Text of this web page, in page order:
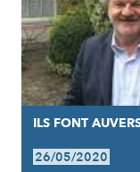
ILS FONT
26/05/2020